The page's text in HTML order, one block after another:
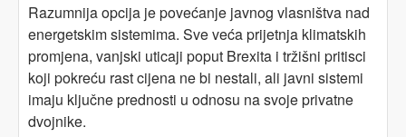
Razumnija opcija je povećanje javnog vlasništva nad
energetskim sistemima. Sve veća prijetnja klimatskih
promjena, vanjski uticaji poput Brexita i tržišni pritisci
koji pokreću rast cijena ne bi nestali, ali javni sistemi
imaju ključne prednosti u odnosu na svoje privatne
dvojnike.